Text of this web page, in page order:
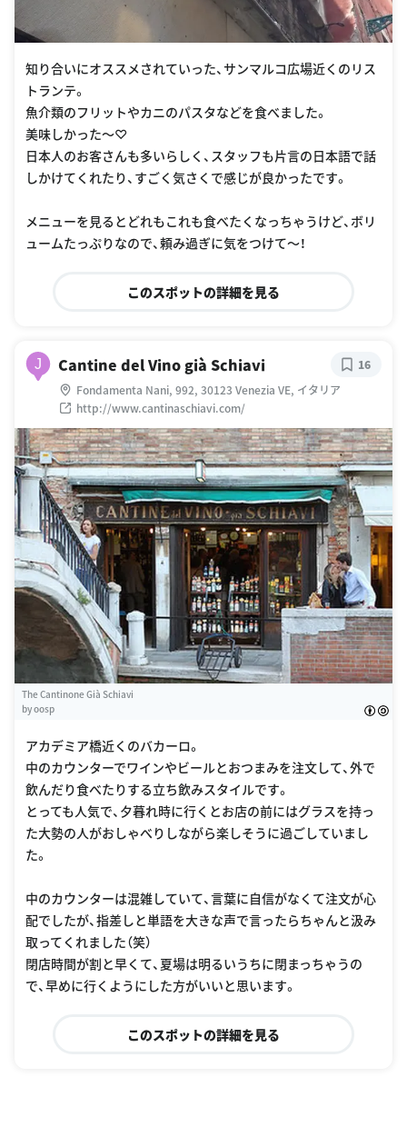
知り合いにオススメされていった、サンマルコ広場近くのリス
トランテ。
魚介類のフリットやカニのパスタなどを食べました。
美味しかった〜♡
日本人のお客さんも多いらしく、スタッフも片言の日本語で話
しかけてくれたり、すごく気さくで感じが良かったです。
メニューを見るとどれもこれも食べたくなっちゃうけど、ボリ
ュームたっぷりなので、頼み過ぎに気をつけて〜！
このスポットの詳細を見る
J Cantine del Vino già Schiavi
Fondamenta Nani, 992, 30123 Venezia VE, イタリア
http://www.cantinaschiavi.com/
16
The Cantinone Già Schiavi
byoosp
アカデミア橋近くのバカーロ。
中のカウンターでワインやビールとおつまみを注文して、外で
飲んだり食べたりする立ち飲みスタイルです。
とっても人気で、夕暮れ時に行くとお店の前にはグラスを持っ
た大勢の人がおしゃべりしながら楽しそうに過ごしていまし
た。
中のカウンターは混雑していて、言葉に自信がなくて注文が心
配でしたが、指差しと単語を大きな声で言ったらちゃんと汲み
取ってくれました（笑）
閉店時間が割と早くて、夏場は明るいうちに閉まっちゃうの
で、早めに行くようにした方がいいと思います。
このスポットの詳細を見る